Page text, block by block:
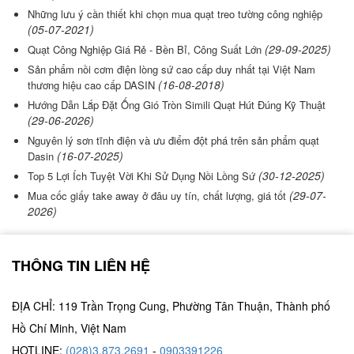
Những lưu ý cần thiết khi chọn mua quạt treo tường công nghiệp
(05-07-2021)
Quạt Công Nghiệp Giá Rẻ - Bền Bỉ, Công Suất Lớn (29-09-2025)
Sản phẩm nồi cơm điện lòng sứ cao cấp duy nhất tại Việt Nam
thương hiệu cao cấp DASIN (16-08-2018)
Hướng Dẫn Lắp Đặt Ống Gió Tròn Simili Quạt Hút Đúng Kỹ Thuật
(29-06-2026)
Nguyên lý sơn tĩnh điện và ưu điểm đột phá trên sản phẩm quạt
Dasin (16-07-2025)
Top 5 Lợi Ích Tuyệt Vời Khi Sử Dụng Nồi Lồng Sứ (30-12-2025)
Mua cốc giấy take away ở đâu uy tín, chất lượng, giá tốt (29-07-
2026)
THÔNG TIN LIÊN HỆ
ĐỊA CHỈ: 119 Trần Trọng Cung, Phường Tân Thuận, Thành phố
Hồ Chí Minh, Việt Nam
HOTLINE: (028)3.873.2691 - 0903391226